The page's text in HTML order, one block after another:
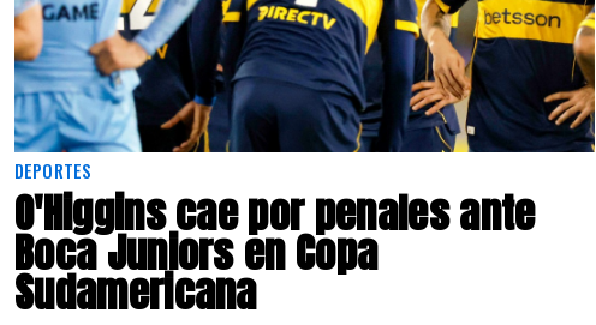
DEPORTES
O'Higgins cae por penales ante
Boca Juniors en Copa
Sudamericana